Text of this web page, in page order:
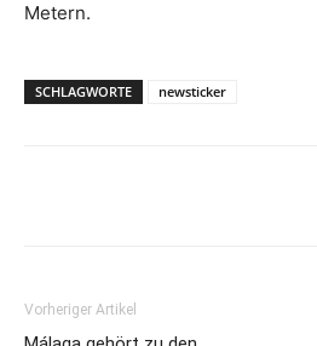
Metern.
SCHLAGWORTE newsticker
Vorheriger Artikel